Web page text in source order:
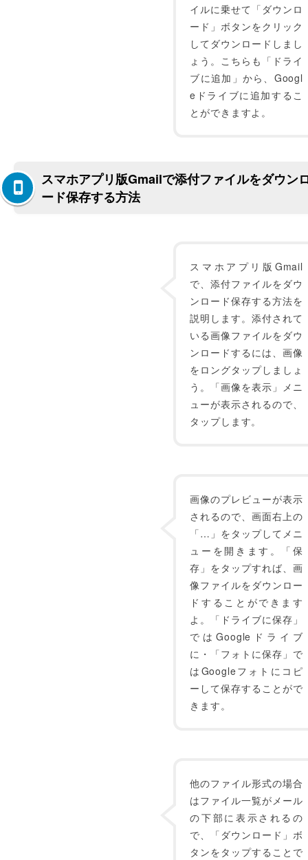
イルに乗せて「ダウンロ
ード」ボタンをクリック
してダウンロードしまし
ょう。こちらも「ドライ
ブに追加」から、Googl
eドライブに追加するこ
とができますよ。
スマホアプリ版Gmailで添付ファイルをダウン
ード保存する方法
スマホアプリ版Gmail
で、添付ファイルをダウ
ンロード保存する方法を
説明します。添付されて
いる画像ファイルをダウ
ンロードするには、画像
をロングタップしましょ
う。「画像を表示」メニ
ューが表示されるので、
タップします。
画像のプレビューが表示
されるので、画面右上の
「…」をタップしてメニ
ューを開きます。「保
存」をタップすれば、画
像ファイルをダウンロー
ドすることができます
よ。「ドライブに保存」
ではGoogleドライブ
に・「フォトに保存」で
はGoogleフォトにコピ
ーして保存することがで
きます。
他のファイル形式の場合
はファイル一覧がメール
の下部に表示されるの
で、「ダウンロード」ボ
タンをタップすることで